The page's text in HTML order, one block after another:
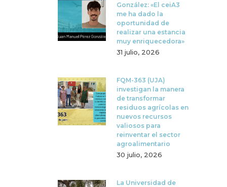
González: «El ceiA3
me ha dado la
oportunidad de
realizar una estancia
muy enriquecedora»
31 julio, 2026
FQM-363 (UJA)
investigan la manera
de transformar
residuos agrícolas en
nuevos recursos
valiosos para
reinventar el sector
agroalimentario
30 julio, 2026
La Universidad de